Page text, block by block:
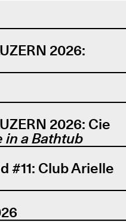
2026:
2026: Cie
in a Bathtub
#11: Club Arielle